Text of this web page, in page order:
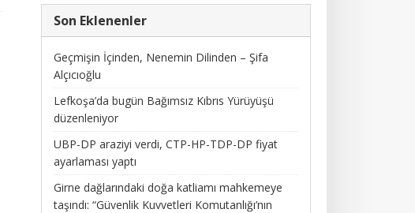
Son Eklenenler
Geçmişin İçinden, Nenemin Dilinden – Şifa
Alçıcıoğlu
Lefkoşa’da bugün Bağımsız Kıbrıs Yürüyüşü
düzenleniyor
UBP-DP araziyi verdi, CTP-HP-TDP-DP fiyat
ayarlaması yaptı
Girne dağlarındaki doğa katliamı mahkemeye
taşındı: “Güvenlik Kuvvetleri Komutanlığı’nın